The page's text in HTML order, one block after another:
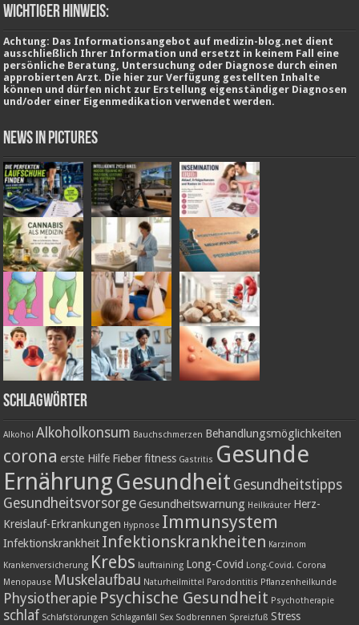
wichtiger Hinweis:
Achtung: Das Informationsangebot auf medizin-blog.net dient
ausschließlich Ihrer Information und ersetzt in keinem Fall eine
persönliche Beratung, Untersuchung oder Diagnose durch einen
approbierten Arzt. Die hier zur Verfügung gestellten Inhalte
können und dürfen nicht zur Erstellung eigenständiger Diagnosen
und/oder einer Eigenmedikation verwendet werden.
News in Pictures
Schlagwörter
Alkohol Alkoholkonsum Bauchschmerzen Behandlungsmöglichkeiten
corona erste Hilfe Fieber fitness Gastritis Gesunde
ErnährungGesundheit Gesundheitstipps
Gesundheitsvorsorge Gesundheitswarnung Heilkräuter Herz-
Kreislauf-Erkrankungen Hypnose Immunsystem
Infektionskrankheit Infektionskrankheiten Karzinom
Krankenversicherung Krebs lauftraining Long-Covid Long-Covid. Corona
Menopause Muskelaufbau Naturheilmittel Parodontitis Pflanzenheilkunde
Physiotherapie Psychische Gesundheit Psychotherapie
schlaf Schlafstörungen Schlaganfall Sex Sodbrennen Spreizfuß Stress